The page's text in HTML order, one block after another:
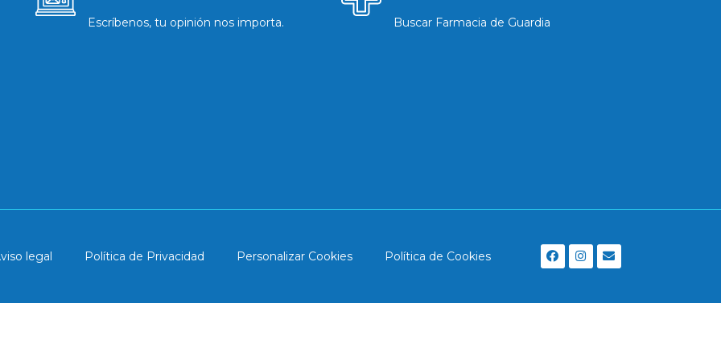
Escríbenos, tu opinión nos importa. Buscar Farmacia de Guardia
legal Política de Privacidad Personalizar Cookies Política de Cookies